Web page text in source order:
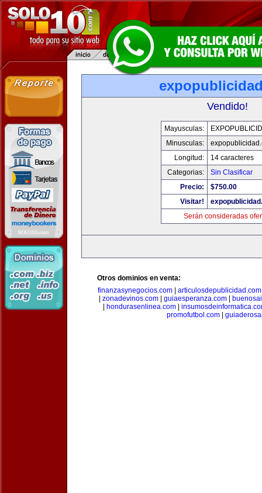
Vendido!
Mayusculas:
Minusculas:
Longitud:
14 caracteres
Categorias:
Sin Clasificar
Precio:
$750.00
Visitar!
Serán consideradas
Otros dominios en venta:
finanzasynegocios.com| articulosdepublicidad.com
zonadevinos.com| guiaesperanza.com|
hondurasenlinea.com|
promofutbol.com